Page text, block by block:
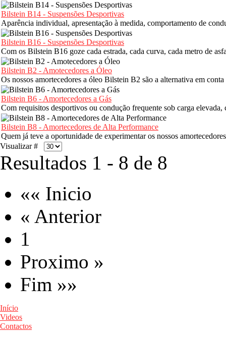
Bilstein B14 - Suspensões Desportivas
Aparência individual, apresentação à medida, comportamento de
Bilstein B16 - Suspensões Desportivas
Com os Bilstein B16 goze cada estrada, cada curva, cada metro de
Bilstein B2 - Amotecedores a Óleo
Os nossos amortecedores a óleo Bilstein B2 são a alternativa em
Bilstein B6 - Amortecedores a Gás
Com requisitos desportivos ou condução frequente sob carga
Bilstein B8 - Amortecedores de Alta Performance
Quem já teve a oportunidade de experimentar os nossos
Visualizar #
Resultados 1 - 8 de 8
«« Inicio
« Anterior
1
Proximo »
Fim »»
Início
Videos
Contactos